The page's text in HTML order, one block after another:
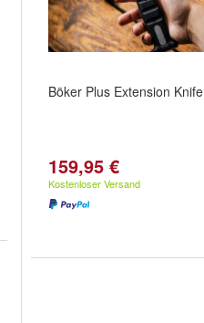
Böker Plus Extension Knife
159,95 €
Kostenloser Versand